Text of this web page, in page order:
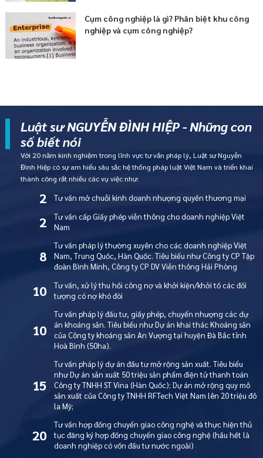
Cụm công nghiệp là gì? Phân biệt khu công
nghiệp và cụm công nghiệp?
Luật sư NGUYỄN ĐÌNH HIỆP - Những con
số biết nói
Với 20 năm kinh nghiệm trong lĩnh vực tư vấn pháp lý, Luật sư Nguyễn
Đình Hiệp có sự am hiểu sâu sắc hệ thống pháp luật Việt Nam và triển khai
thành công rất nhiều các vụ việc như:
2 Tư vấn mở chuỗi kinh doanh nhượng quyền thương mại
2
Tư vấn cấp Giấy phép viễn thông cho doanh nghiệp Việt
Nam
8
Tư vấn pháp lý thường xuyên cho các doanh nghiệp Việt
Nam, Trung Quốc, Hàn Quốc. Tiêu biểu như Công ty CP Tập
đoàn Bình Minh, Công ty CP DV Viễn thông Hải Phòng
10
Tư vấn, xử lý thu hồi công nợ và khởi kiện/khởi tố các đối
tượng có nợ khó đòi
10
Tư vấn pháp lý đầu tư, giấy phép, chuyển nhượng các dự
án khoáng sản. Tiêu biểu như Dự án khai thác Khoáng sản
của Công ty khoáng sản An Vượng tại huyện Đà Bắc tỉnh
Hoà Bình (50ha).
15
Tư vấn pháp lý dự án đầu tư mở rộng sản xuất. Tiêu biểu
như Dự án sản xuất 50 triệu sản phẩm điện tử thanh toán
Công ty TNHH ST Vina (Hàn Quốc); Dự án mở rộng quy mô
sản xuất của Công ty TNHH RFTech Việt Nam lên 20 triệu đô
la Mỹ;
20
Tư vấn hợp đồng chuyển giao công nghệ và thực hiện thủ
tục đăng ký hợp đồng chuyển giao công nghệ (hầu hết là
doanh nghiệp có vốn đầu tư nước ngoài)